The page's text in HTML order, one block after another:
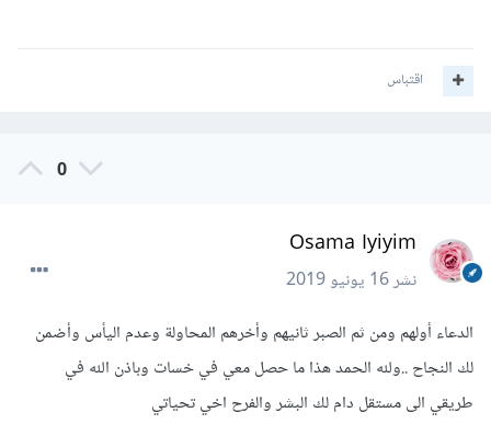
اقتباس
0
Osama Iyiyim
نشر16 يونيو 2019
الدعاء أولهم ومن ثم الصبر ثانيهم وأخرهم المحاولة وعدم اليأس وأضمن
لك النجاح ..ولله الحمد هذا ما حصل معي في خسات وباذن الله في
طريقي الى مستقل دام لك البشر والفرح اخي تحياتي